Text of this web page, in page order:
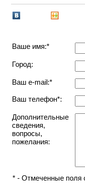
Ваше имя:*
Город:
Ваш e-mail:*
Ваш телефон*:
Дополнительные
сведения,
вопросы,
пожелания:
* - Отмеченные поля